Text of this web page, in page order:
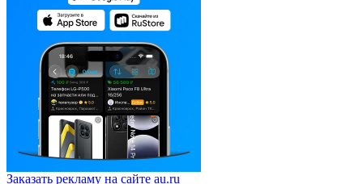
Заказать рекламу на сайте au.ru